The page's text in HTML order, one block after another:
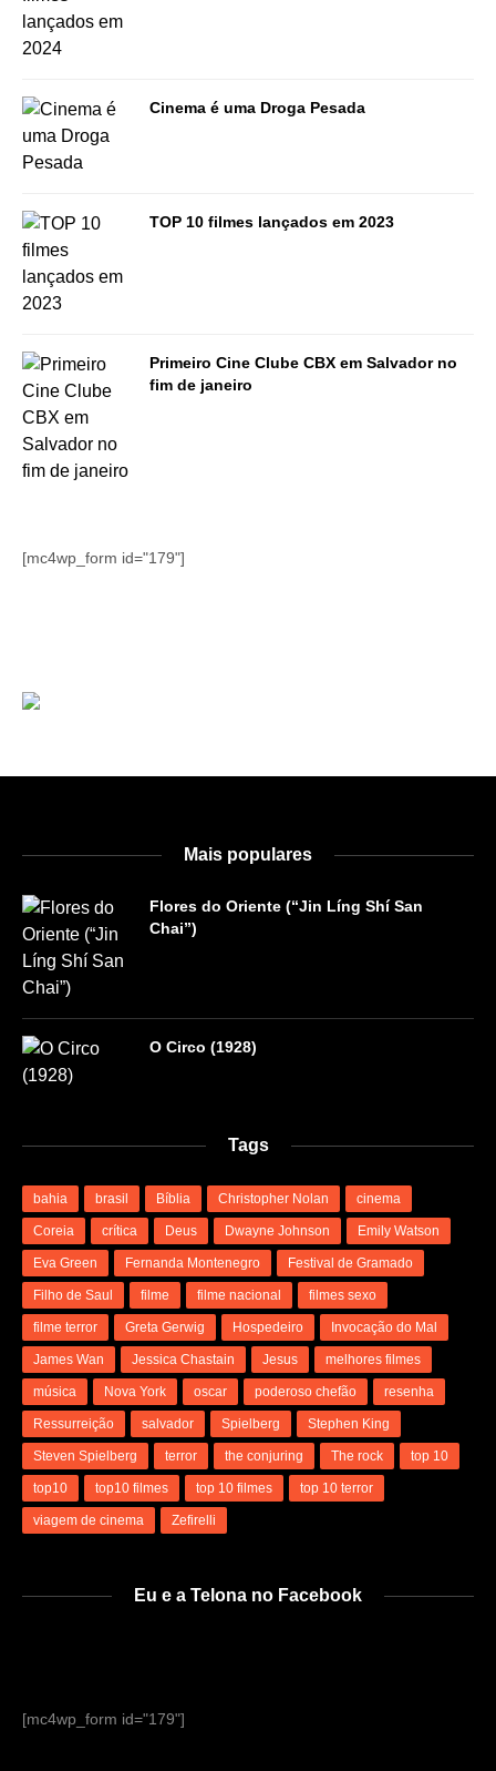
Cinema é uma Droga Pesada
TOP 10 filmes lançados em 2023
Primeiro Cine Clube CBX em Salvador no
fim de janeiro
[mc4wp_form id="179"]
Mais populares
Flores do Oriente (“Jin Líng Shí San
Chai”)
O Circo (1928)
Tags
bahia brasil Bíblia Christopher Nolan cinema
Coreia crítica Deus Dwayne Johnson Emily Watson
Eva Green Fernanda Montenegro Festival de Gramado
Filho de Saul filme filme nacional filmes sexo
filme terror Greta Gerwig Hospedeiro Invocação do Mal
James Wan Jessica Chastain Jesus melhores filmes
música Nova York oscar poderoso chefão resenha
Ressurreição salvador Spielberg Stephen King
Steven Spielberg terror the conjuring The rock top 10
top10 top10 filmes top 10 filmes top 10 terror
viagem de cinema Zefirelli
Eu e a Telona no Facebook
[mc4wp_form id="179"]